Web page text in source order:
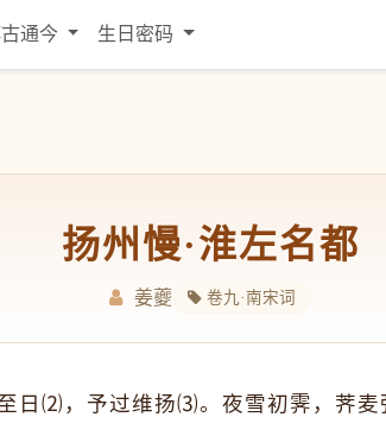
通今 生日密码
扬州慢·淮左名都
姜夔 卷九·南宋词
⑵，予过维扬⑶。夜雪初霁，荠麦